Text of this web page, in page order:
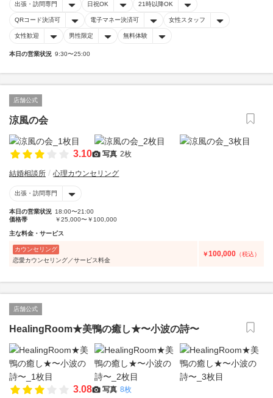
出張・訪問専門 日祝OK 21時以降OK
QRコード決済可 電子マネー決済可 女性スタッフ
女性歓迎 男性限定 無料体験
本日の営業状況 9:30〜25:00
店舗公式
涼風の会
3.10 写真 2枚
結婚相談所 心理カウンセリング
出張・訪問専門
本日の営業状況 18:00〜21:00
価格帯
￥25,000〜￥100,000
主な料金・サービス
カウンセリング
恋愛カウンセリング／サービス料金
￥100,000 （税込）
店舗公式
HealingRoom★美鴨の癒し★〜小波の詩〜
3.08 写真 8枚